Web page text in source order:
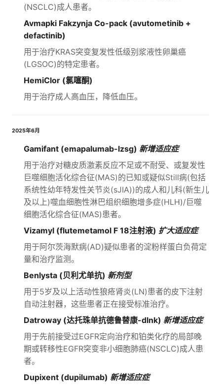
(NSCLC)成人患者。
Avmapki Fakzynja Co-pack (avutometinib +
defactinib)
用于治疗KRAS突变复发性低级别浆液性卵巢癌
(LGSOC)的特定患者。
HemiClor (氯噻酮)
用于治疗成人高血压，降低血压。
2025年6月
Gamifant (emapalumab-lzsg) 新增适应症
用于治疗对糖皮质激素反应不足或不耐受、或复发性
巨噬细胞活化综合征(MAS)的已知或疑似Still病(包括
系统性幼年特发性关节炎(sJIA))的成人和儿科(新生儿
及以上)噬血细胞性淋巴组织细胞增多症(HLH)/巨噬
细胞活化综合征(MAS)患者。
Vizamyl (flutemetamol F 18注射液) 扩大适应症
用于阿尔茨海默病(AD)疑似患者的淀粉样蛋白负荷定
量和治疗监测。
Benlysta (贝利尤单抗) 新剂型
用于5岁及以上活动性狼疮肾炎(LN)患者的皮下注射
自动注射器，这些患者正在接受标准治疗。
Datroway (达托珠单抗德鲁替康-dlnk) 新增适应症
用于先前接受过EGFR定向治疗和铂类化疗的局部晚
期或转移性EGFR突变非小细胞肺癌(NSCLC)成人患
者。
Dupixent (dupilumab) 新增适应症